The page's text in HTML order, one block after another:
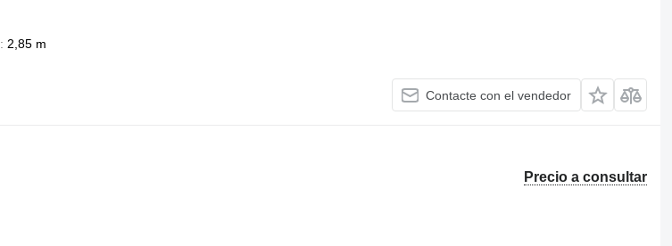
2,85 m
Contacte con el vendedor
Precio a consultar